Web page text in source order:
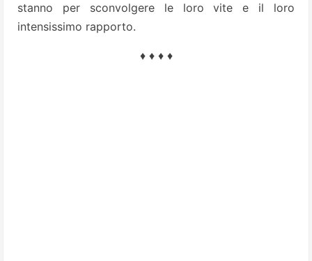
stanno per sconvolgere le loro vite e il loro
intensissimo rapporto.
♦ ♦ ♦ ♦